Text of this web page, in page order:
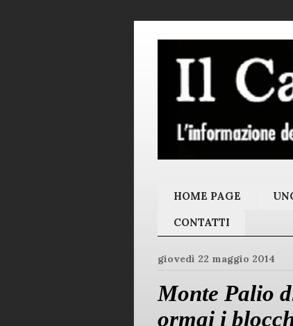
HOME PAGE
CONTATTI
giovedì 22 maggio 2014
Monte Palio
ormai i